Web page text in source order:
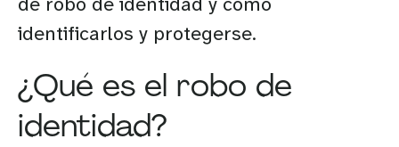
identificarlos y protegerse.
¿Qué es el robo de
identidad?